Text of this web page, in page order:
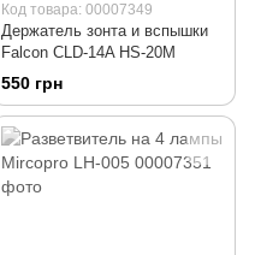
Код товара: 00007349
Держатель зонта и вспышки
Falcon CLD-14A HS-20M
550 грн